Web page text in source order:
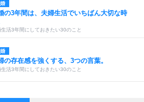
の3年間は、夫婦生活でいちばん大切な時
生活3年間にしておきたい30のこと
の存在感を強くする、3つの言葉。
生活3年間にしておきたい30のこと